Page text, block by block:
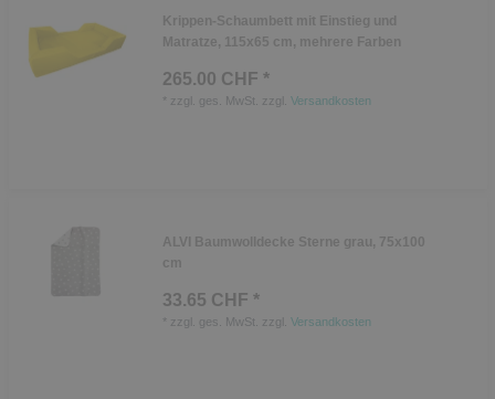
Krippen-Schaumbett mit Einstieg und
Matratze, 115x65 cm, mehrere Farben
265.00 CHF *
zzgl. ges. MwSt. zzgl. Versandkosten
ALVI Baumwolldecke Sterne grau, 75x100
cm
33.65 CHF *
zzgl. ges. MwSt. zzgl. Versandkosten